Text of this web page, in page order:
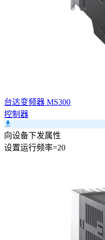
台达变频器 MS300
控制器
向设备下发属性
设置运行频率=20